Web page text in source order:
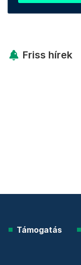
Friss hírek
Támogatás